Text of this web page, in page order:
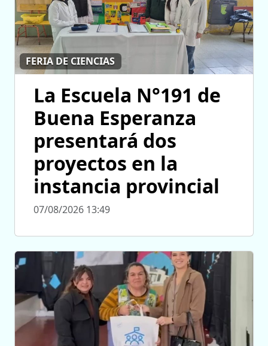
FERIA DE CIENCIAS
La Escuela N°191 de
Buena Esperanza
presentará dos
proyectos en la
instancia provincial
07/08/2026 13:49